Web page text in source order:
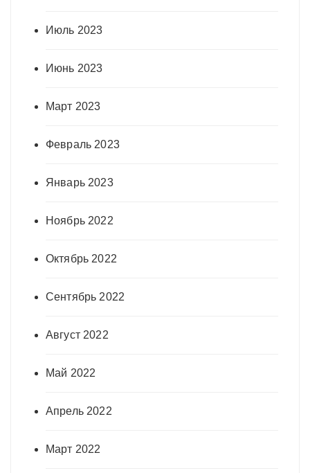
Июль 2023
Июнь 2023
Март 2023
Февраль 2023
Январь 2023
Ноябрь 2022
Октябрь 2022
Сентябрь 2022
Август 2022
Май 2022
Апрель 2022
Март 2022